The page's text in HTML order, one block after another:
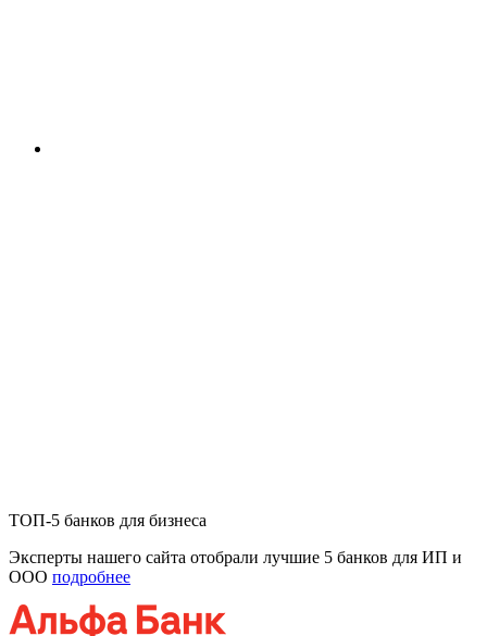
ТОП-5 банков для бизнеса
Эксперты нашего сайта отобрали лучшие 5 банков для ИП и
ООО подробнее